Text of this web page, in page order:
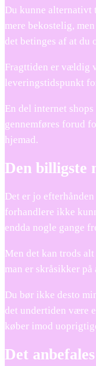
Du kunne alternativt
mere bekostelig,
det betinges af at
Fragttiden er vældig
leveringstidspunkt
En del internet
gennemføres forud
hjemad.
Den billigste
Det er jo
forhandlere ikke
endda nogle gange
Men det kan trods
man er skråsikker
Du bør ikke desto
det undertiden være
køber imod
Det